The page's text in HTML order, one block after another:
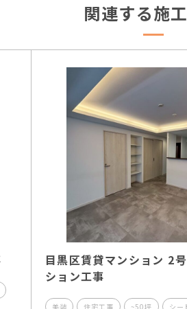
関連する施
目黒区賃貸マンション 2
ション工事
美装 住宅工事 ~50坪 シー